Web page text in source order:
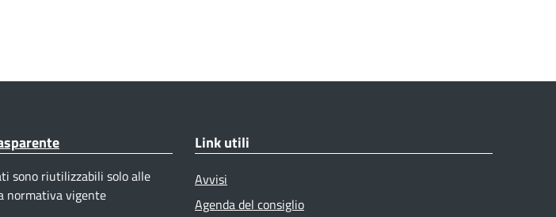
sono riutilizzabili solo alle
normativa vigente
Link utili
Avvisi
Agenda del consiglio